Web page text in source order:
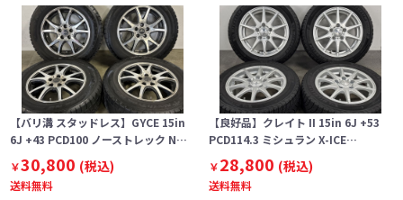
【バリ溝 スタッドレス】GYCE 15in
6J +43 PCD100 ノーストレック N…
￥30,800 (税込)
送料無料
【良好品】クレイト II 15in 6J +53
PCD114.3 ミシュラン X-ICE…
￥28,800 (税込)
送料無料